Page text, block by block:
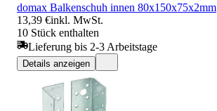
domax Balkenschuh innen 80x150x75x2mm
13,39 €inkl. MwSt.
10 Stück enthalten
Lieferung bis 2-3 Arbeitstage
Details anzeigen